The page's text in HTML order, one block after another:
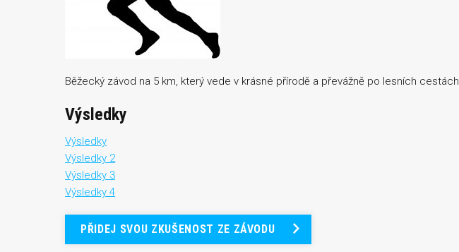
Běžecký závod na 5 km, který vede v krásné přírodě a převážně po lesních cestách.
Výsledky
Výsledky
Výsledky 2
Výsledky 3
Výsledky 4
PŘIDEJ SVOU ZKUŠENOST ZE ZÁVODU